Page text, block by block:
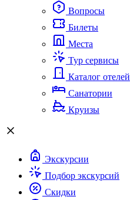
Вопросы
Билеты
Места
Тур сервисы
Каталог отелей
Санатории
Круизы
Экскурсии
Подбор экскурсий
Скидки